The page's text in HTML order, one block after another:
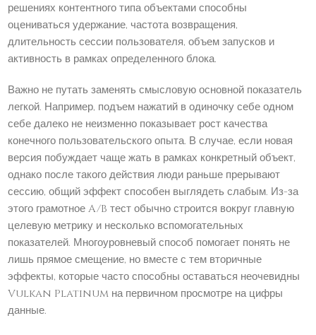
решениях контентного типа объектами способны
оцениваться удержание, частота возвращения,
длительность сессии пользователя, объем запусков и
активность в рамках определенного блока.
Важно не путать заменять смысловую основной показатель
легкой. Например, подъем нажатий в одиночку себе одном
себе далеко не неизменно показывает рост качества
конечного пользовательского опыта. В случае, если новая
версия побуждает чаще жать в рамках конкретный объект,
однако после такого действия люди раньше прерывают
сессию, общий эффект способен выглядеть слабым. Из-за
этого грамотное A/B тест обычно строится вокруг главную
целевую метрику и несколько вспомогательных
показателей. Многоуровневый способ помогает понять не
лишь прямое смещение, но вместе с тем вторичные
эффекты, которые часто способны оставаться неочевидны
Vulkan Platinum на первичном просмотре на цифры
данные.